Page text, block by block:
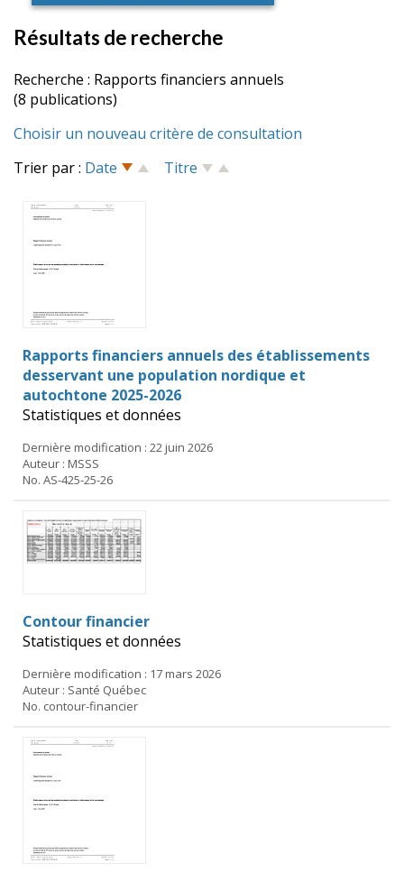
Résultats de recherche
Recherche : Rapports financiers annuels
(8 publications)
Choisir un nouveau critère de consultation
Trier par : Date Titre
Rapports financiers annuels des établissements
desservant une population nordique et
autochtone 2025-2026
Statistiques et données
Dernière modification : 22 juin 2026
Auteur : MSSS
No. AS-425-25-26
Contour financier
Statistiques et données
Dernière modification : 17 mars 2026
Auteur : Santé Québec
No. contour-financier